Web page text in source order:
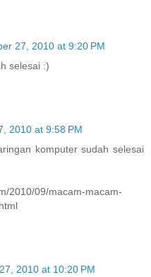
27, 2010 at 9:20 PM
selesai :)
2010 at 9:58 PM
komputer sudah selesai
2010/09/macam-macam-
2010 at 10:20 PM